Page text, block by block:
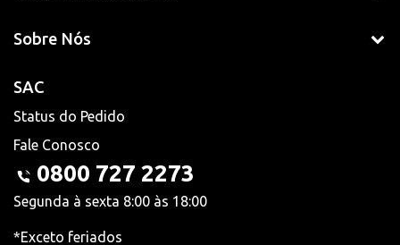
Sobre Nós
SAC
Status do Pedido
Fale Conosco
0800 727 2273
Segunda à sexta 8:00 às 18:00
*Exceto feriados